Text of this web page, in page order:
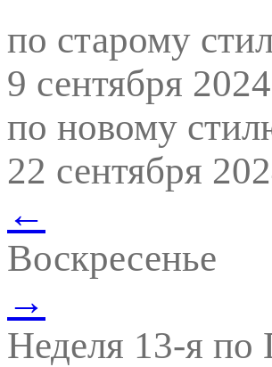
по старому
9 сентября 2024
по новому
22 сентября
←
Воскресенье
→
Неделя 13-я по